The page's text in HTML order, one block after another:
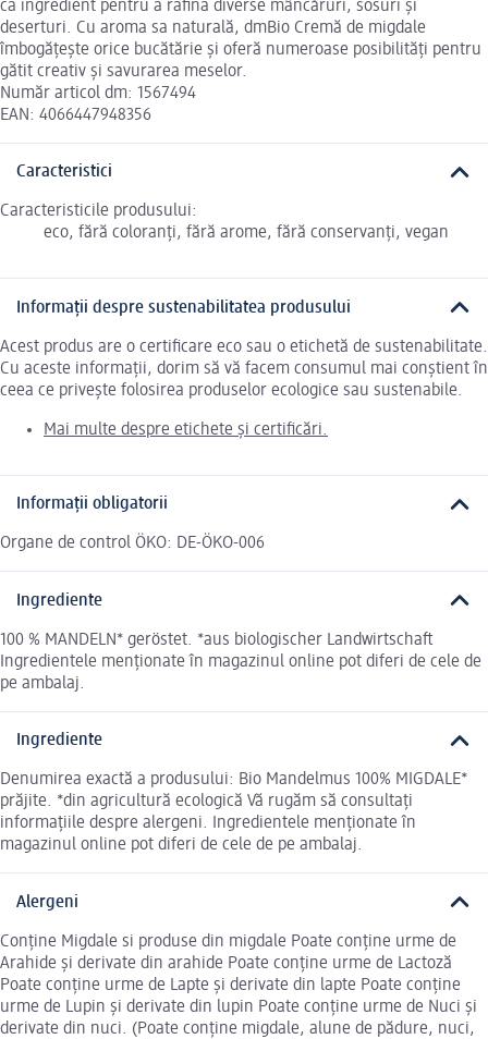
ca ingredient pentru a rafina diverse mâncăruri, sosuri și
deserturi. Cu aroma sa naturală, dmBio Cremă de migdale
îmbogățește orice bucătărie și oferă numeroase posibilități pentru
gătit creativ și savurarea meselor.
Număr articol dm: 1567494
EAN: 4066447948356
Caracteristici
Caracteristicile produsului:
eco, fără coloranți, fără arome, fără conservanți, vegan
Informații despre sustenabilitatea produsului
Acest produs are o certificare eco sau o etichetă de sustenabilitate.
Cu aceste informații, dorim să vă facem consumul mai conștient în
ceea ce privește folosirea produselor ecologice sau sustenabile.
Mai multe despre etichete și certificări.
Informații obligatorii
Organe de control ÖKO: DE-ÖKO-006
Ingrediente
100 % MANDELN* geröstet. *aus biologischer Landwirtschaft
Ingredientele menționate în magazinul online pot diferi de cele de
pe ambalaj.
Ingrediente
Denumirea exactă a produsului: Bio Mandelmus 100% MIGDALE*
prăjite. *din agricultură ecologică Vă rugăm să consultați
informațiile despre alergeni. Ingredientele menționate în
magazinul online pot diferi de cele de pe ambalaj.
Alergeni
Conține Migdale si produse din migdale Poate conține urme de
Arahide și derivate din arahide Poate conține urme de Lactoză
Poate conține urme de Lapte și derivate din lapte Poate conține
urme de Lupin și derivate din lupin Poate conține urme de Nuci și
derivate din nuci. (Poate conține migdale, alune de pădure, nuci,